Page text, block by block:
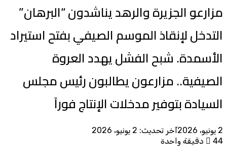
مزارعو الجزيرة والرهد يناشدون “البرهان”
التدخل لإنقاذ الموسم الصيفي بفتح استيراد
الأسمدة. شبح الفشل يهدد العروة
الصيفية.. مزارعون يطالبون رئيس مجلس
السيادة بتوفير مدخلات الإنتاج فوراً
2 يونيو، 2026
آخر تحديث: 2 يونيو، 2026
44
دقيقة واحدة